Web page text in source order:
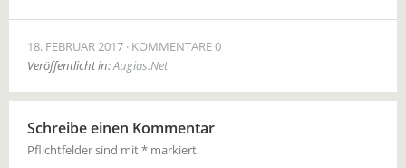
18. FEBRUAR 2017 KOMMENTARE 0
Veröffentlicht in:Augias.Net
Schreibe einen Kommentar
Pflichtfelder sind mit* markiert.